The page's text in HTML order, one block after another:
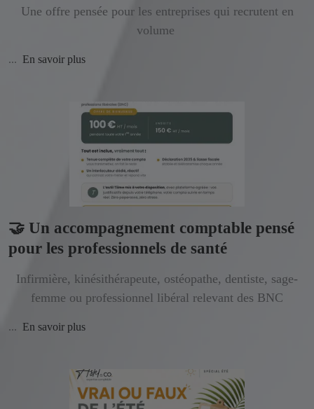
Une offre pensée pour les entreprises qui recrutent en
volume
... En savoir plus
🤝 Un accompagnement comptable pensé
pour les professionnels de santé
Infirmière, kinésithérapeute, ostéopathe, dentiste, sage-
femme ou professionnel libéral relevant des BNC
... En savoir plus